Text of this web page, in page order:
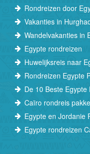
Rondreizen door
Vakanties in
Wandelvakanties in
Egypte rondreizen
Huwelijksreis naar
Rondreizen Egypte
De 10 Beste Egypte
Caïro rondreis
Egypte en Jordanie
Egypte rondreizen